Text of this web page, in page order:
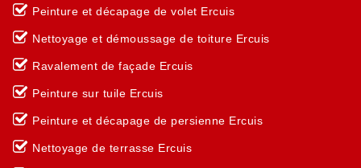
Peinture et décapage de volet Ercuis
Nettoyage et démoussage de toiture Ercuis
Ravalement de façade Ercuis
Peinture sur tuile Ercuis
Peinture et décapage de persienne Ercuis
Nettoyage de terrasse Ercuis